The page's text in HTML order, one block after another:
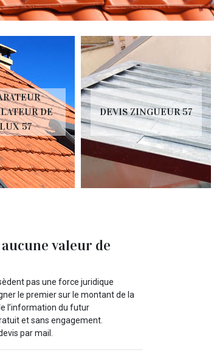
DE
DEVIS ZINGUEUR 57
valeur de
pas une force juridique
le premier sur le montant de la
l’information du futur
et sans engagement.
par mail.